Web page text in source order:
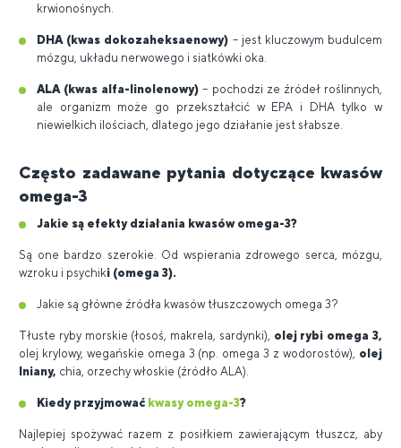
krwionośnych.
DHA (kwas dokozaheksaenowy) – jest kluczowym budulcem
mózgu, układu nerwowego i siatkówki oka.
ALA (kwas alfa-linolenowy) – pochodzi ze źródeł roślinnych,
ale organizm może go przekształcić w EPA i DHA tylko w
niewielkich ilościach, dlatego jego działanie jest słabsze.
Często zadawane pytania dotyczące kwasów
omega-3
Jakie są efekty działania kwasów omega-3?
Są one bardzo szerokie. Od wspierania zdrowego serca, mózgu,
wzroku i psychiki (omega 3).
Jakie są główne źródła kwasów tłuszczowych omega 3?
Tłuste ryby morskie (łosoś, makrela, sardynki), olej rybi omega 3,
olej krylowy, wegańskie omega 3 (np. omega 3 z wodorostów), olej
lniany, chia, orzechy włoskie (źródło ALA).
Kiedy przyjmować kwasy omega-3?
Najlepiej spożywać razem z posiłkiem zawierającym tłuszcz, aby